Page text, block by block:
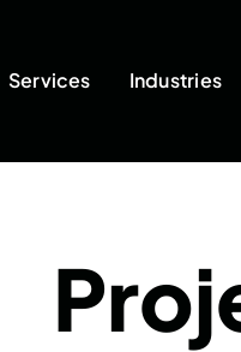
Services Industries